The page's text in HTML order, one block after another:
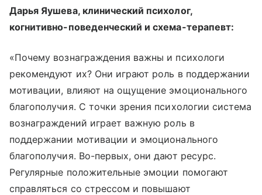
Дарья Яушева, клинический психолог,
когнитивно-поведенческий и схема-терапевт:
«Почему вознаграждения важны и психологи
рекомендуют их? Они играют роль в поддержании
мотивации, влияют на ощущение эмоционального
благополучия. С точки зрения психологии система
вознаграждений играет важную роль в
поддержании мотивации и эмоционального
благополучия. Во-первых, они дают ресурс.
Регулярные положительные эмоции помогают
справляться со стрессом и повышают